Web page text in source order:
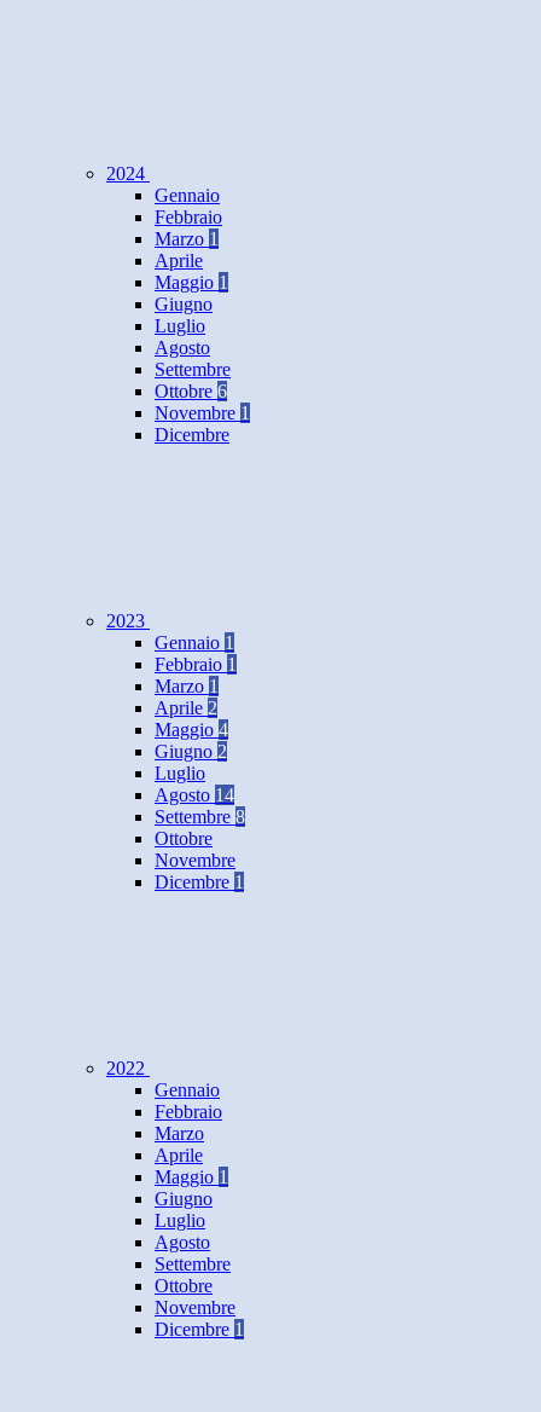
2024
Gennaio
Febbraio
Marzo 1
Aprile
Maggio 1
Giugno
Luglio
Agosto
Settembre
Ottobre 6
Novembre 1
Dicembre
2023
Gennaio 1
Febbraio 1
Marzo 1
Aprile 2
Maggio 4
Giugno 2
Luglio
Agosto 14
Settembre 8
Ottobre
Novembre
Dicembre 1
2022
Gennaio
Febbraio
Marzo
Aprile
Maggio 1
Giugno
Luglio
Agosto
Settembre
Ottobre
Novembre
Dicembre 1